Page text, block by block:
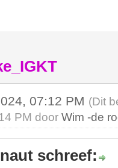
07:12 PM (Dit
PM doorWim -de
schreef: